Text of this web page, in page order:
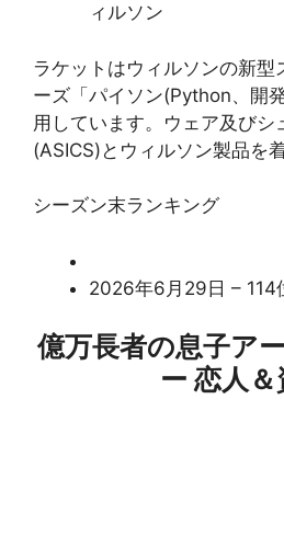
ィルソン
ラケットはウィルソンの新型
ーズ「パイソン(Python、開
用しています。ウェア及びシ
(ASICS)とウィルソン製品を
シーズン末ランキング
2026年6月29日 – 114
億万長者の息子ア
ー 恋人